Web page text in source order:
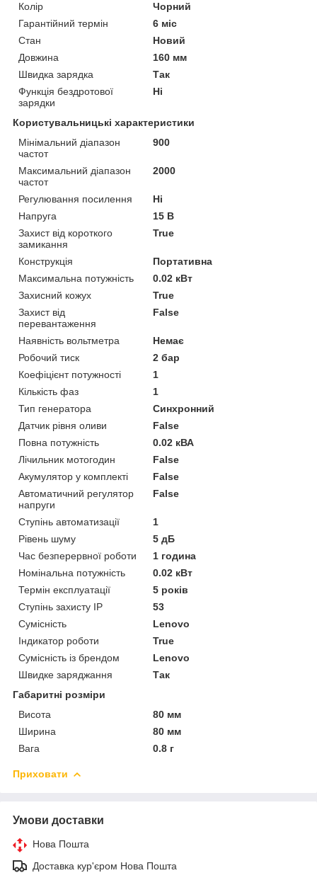
Колір
Чорний
Гарантійний термін
6 міс
Стан
Новий
Довжина
160 мм
Швидка зарядка
Так
Функція бездротової
зарядки
Ні
Користувальницькі характеристики
Мінімальний діапазон
частот
900
Максимальний діапазон
частот
2000
Регулювання посилення
Ні
Напруга
15 В
Захист від короткого
замикання
True
Конструкція
Портативна
Максимальна потужність
0.02 кВт
Захисний кожух
True
Захист від
перевантаження
False
Наявність вольтметра
Немає
Робочий тиск
2 бар
Коефіцієнт потужності
1
Кількість фаз
1
Тип генератора
Синхронний
Датчик рівня оливи
False
Повна потужність
0.02 кВА
Лічильник мотогодин
False
Акумулятор у комплекті
False
Автоматичний регулятор
напруги
False
Ступінь автоматизації
1
Рівень шуму
5 дБ
Час безперервної роботи
1 година
Номінальна потужність
0.02 кВт
Термін експлуатації
5 років
Ступінь захисту IP
53
Сумісність
Lenovo
Індикатор роботи
True
Сумісність із брендом
Lenovo
Швидке заряджання
Так
Габаритні розміри
Висота
80 мм
Ширина
80 мм
Вага
0.8 г
Приховати
Умови доставки
Нова Пошта
Доставка кур'єром Нова Пошта